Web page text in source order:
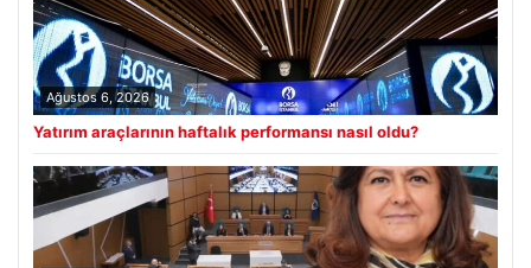
Ağustos 6, 2026
Yatırım araçlarının haftalık performansı nasıl oldu?